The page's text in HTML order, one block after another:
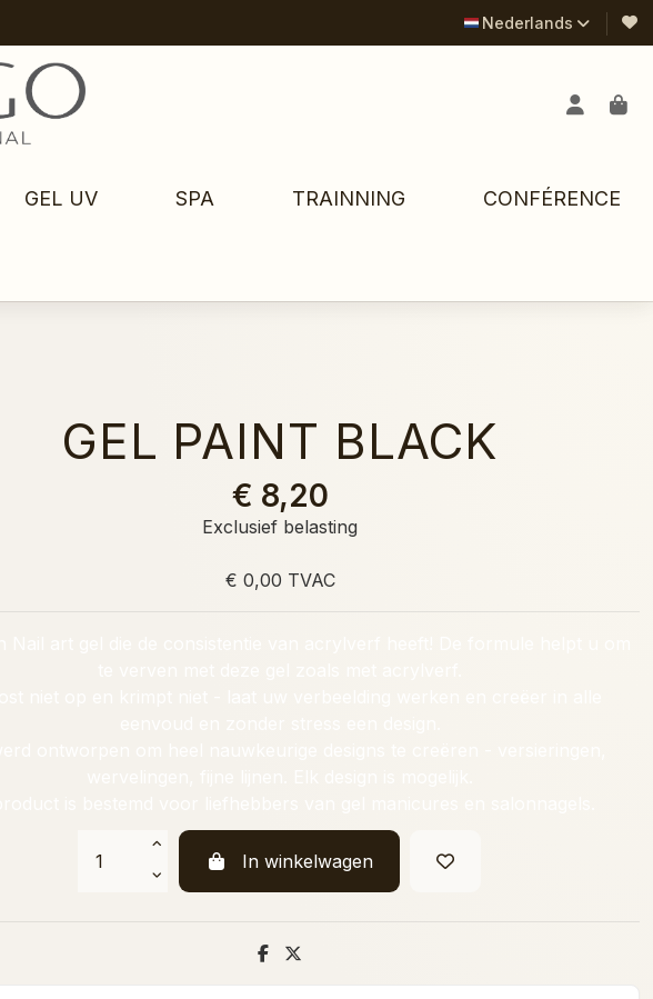
Nederlands
GEL UV SPA TRAINNING CONFÉRENCE
GEL PAINT BLACK
€ 8,20
Exclusief belasting
€ 0,00 TVAC
In winkelwagen